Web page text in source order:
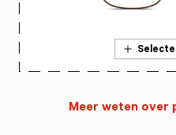
Meer weten over